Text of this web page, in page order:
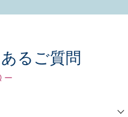
るご質問
ー